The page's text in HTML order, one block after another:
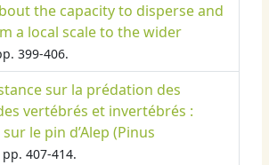
the capacity to disperse and
a local scale to the wider
399-406.
sur la prédation des
vertébrés et invertébrés :
le pin d’Alep (Pinus
407-414.